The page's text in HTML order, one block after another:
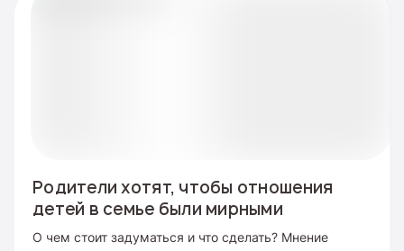
Родители хотят, чтобы отношения
детей в семье были мирными
О чем стоит задуматься и что сделать? Мнение